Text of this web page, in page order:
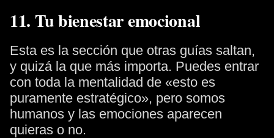
11. Tu bienestar emocional
Esta es la sección que otras guías saltan,
y quizá la que más importa. Puedes entrar
con toda la mentalidad de «esto es
puramente estratégico», pero somos
humanos y las emociones aparecen
quieras o no.